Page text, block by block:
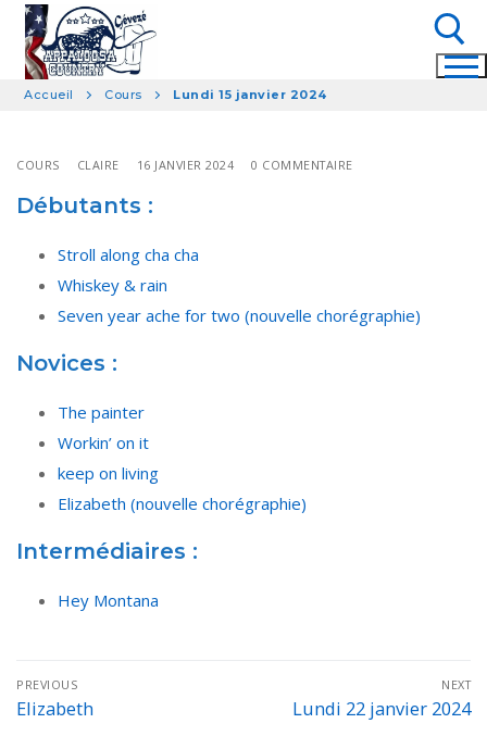
Aller
contenu
Accueil Cours Lundi 15 janvier 2024
COURS CLAIRE 16 JANVIER 2024 0 COMMENTAIRE
Débutants :
Stroll along cha cha
Whiskey & rain
Seven year ache for two (nouvelle chorégraphie)
Novices :
The painter
Workin’ on it
keep on living
Elizabeth (nouvelle chorégraphie)
Intermédiaires :
Hey Montana
Navigation
de
PREVIOUS
Previous
Elizabeth
NEXT
Next
Lundi 22 janvier 2024